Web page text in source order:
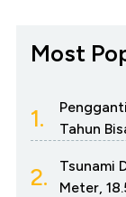
Most
1.
Tahun
2.
Tsunami
Meter,